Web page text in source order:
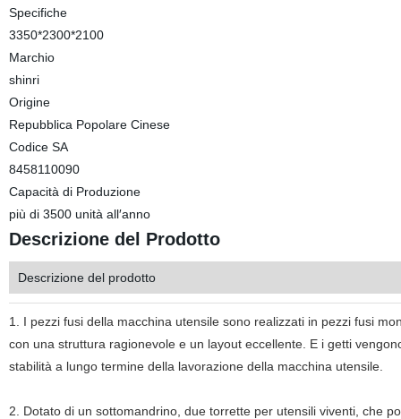
Specifiche
3350*2300*2100
Marchio
shinri
Origine
Repubblica Popolare Cinese
Codice SA
8458110090
Capacità di Produzione
più di 3500 unità all′anno
Descrizione del Prodotto
Descrizione del prodotto
1. I pezzi fusi della macchina utensile sono realizzati in pezzi fusi
con una struttura ragionevole e un layout eccellente. E i getti
stabilità a lungo termine della lavorazione della macchina utensile.
2. Dotato di un sottomandrino, due torrette per utensili viventi, che